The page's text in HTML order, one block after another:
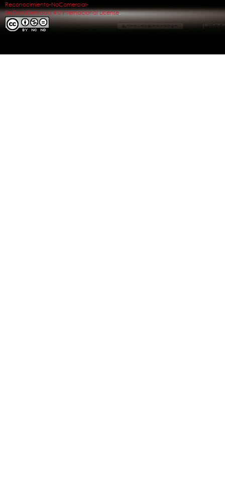
Reconocimiento-NoComercial-
SinObraDerivada 4.0 Internacional License.